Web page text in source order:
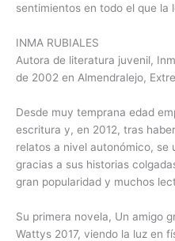
sentimientos en todo el que la
INMA RUBIALES
Autora de literatura juvenil,
de 2002 en Almendralejo,
Desde muy temprana edad
escritura y, en 2012, tras
relatos a nivel autonómico, se
gracias a sus historias
gran popularidad y muchos
Su primera novela, Un amigo
Wattys 2017, viendo la luz en